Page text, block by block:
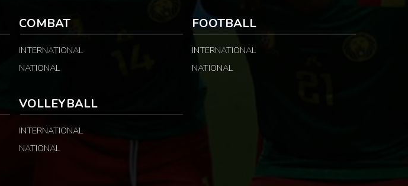
COMBAT
INTERNATIONAL
NATIONAL
FOOTBALL
INTERNATIONAL
NATIONAL
VOLLEYBALL
INTERNATIONAL
NATIONAL